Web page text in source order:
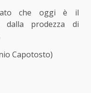
che oggi è il
dalla prodezza di
Capotosto)